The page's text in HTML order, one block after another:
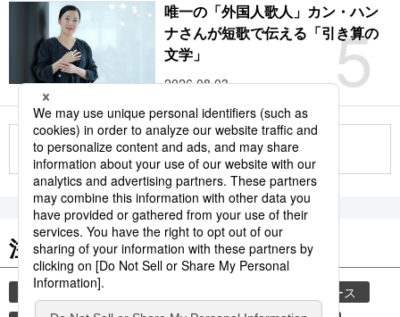
5
唯一の「外国人歌人」カン・ハン
ナさんが短歌で伝える「引き算の
文学」
2026.08.03
もっと見る
注目のキーワード
共同通信ニュース
時事通信ニュース